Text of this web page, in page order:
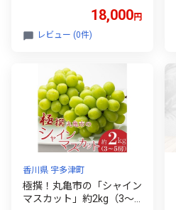
旬 フルーツ FAH-196
18,000円
レビュー (0件)
香川県 宇多津町
極撰！丸亀市の「シャイン
マスカット」約2kg（3～5